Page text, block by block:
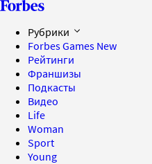
Рубрики
Forbes Games New
Рейтинги
Франшизы
Подкасты
Видео
Life
Woman
Sport
Young